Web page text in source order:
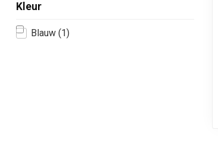
Kleur
Blauw (1)